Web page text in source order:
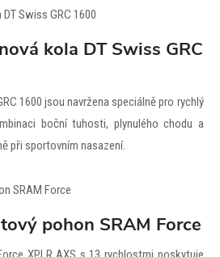
kola DT Swiss GRC
1600 jsou navržena speciálně pro rychlý
boční tuhosti, plynulého chodu a
při sportovním nasazení.
pohon SRAM Force